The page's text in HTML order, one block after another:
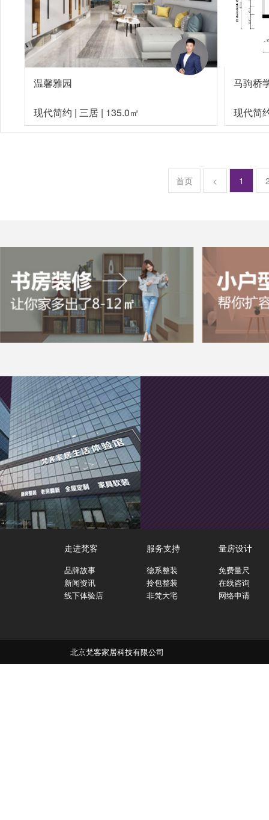
温馨雅园
现代简约 | 三居 | 135.0㎡
马驹桥
现代简
首页 < 1
走进梵客
品牌故事
新闻资讯
线下体验店
服务支持
德系整装
拎包整装
非梵大宅
量房设计
免费量尺
在线咨询
网络申请
北京梵客家居科技有限公司